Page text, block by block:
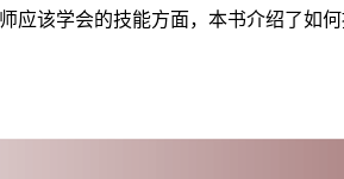
应该学会的技能方面，本书介绍了如